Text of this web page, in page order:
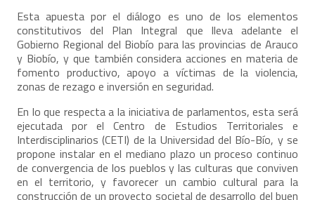
Esta apuesta por el diálogo es uno de los elementos
constitutivos del Plan Integral que lleva adelante el
Gobierno Regional del Biobío para las provincias de Arauco
y Biobío, y que también considera acciones en materia de
fomento productivo, apoyo a víctimas de la violencia,
zonas de rezago e inversión en seguridad.
En lo que respecta a la iniciativa de parlamentos, esta será
ejecutada por el Centro de Estudios Territoriales e
Interdisciplinarios (CETI) de la Universidad del Bío-Bío, y se
propone instalar en el mediano plazo un proceso continuo
de convergencia de los pueblos y las culturas que conviven
en el territorio, y favorecer un cambio cultural para la
construcción de un proyecto societal de desarrollo del buen